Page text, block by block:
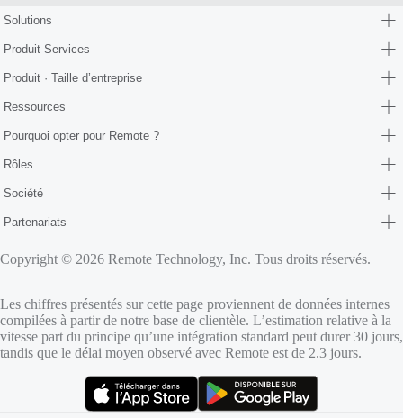
Solutions
Produit Services
Produit · Taille d’entreprise
Ressources
Pourquoi opter pour Remote ?
Rôles
Société
Partenariats
Copyright © 2026 Remote Technology, Inc. Tous droits réservés.
Les chiffres présentés sur cette page proviennent de données internes
compilées à partir de notre base de clientèle. L’estimation relative à la
vitesse part du principe qu’une intégration standard peut durer 30 jours,
tandis que le délai moyen observé avec Remote est de 2.3 jours.